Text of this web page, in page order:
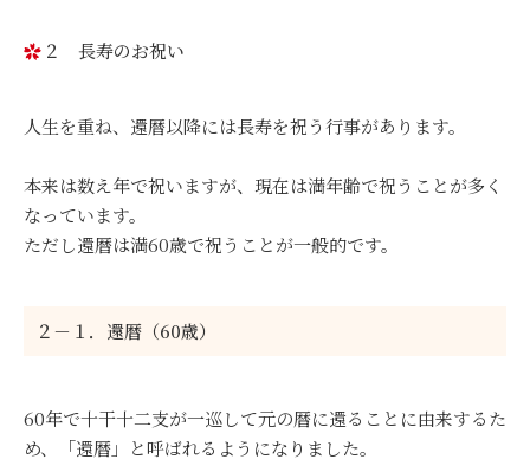
２ 長寿のお祝い
人生を重ね、還暦以降には長寿を祝う行事があります。
本来は数え年で祝いますが、現在は満年齢で祝うことが多く
なっています。
ただし還暦は満60歳で祝うことが一般的です。
２－１．還暦（60歳）
60年で十干十二支が一巡して元の暦に還ることに由来するた
め、「還暦」と呼ばれるようになりました。